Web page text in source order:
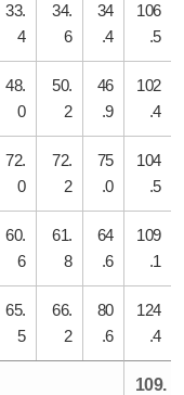
33.
4
34.
6
34
.4
106
.5
48.
0
50.
2
46
.9
102
.4
72.
0
72.
2
75
.0
104
.5
60.
6
61.
8
64
.6
109
.1
65.
5
66.
2
80
.6
124
.4
109.